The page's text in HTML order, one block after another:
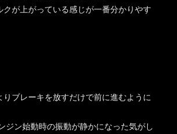
クが上がっている感じが一番分かりやす
りブレーキを放すだけで前に進むように
ジン始動時の振動が静かになった気がし